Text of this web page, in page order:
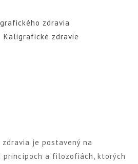
zdravia
Kaligrafické zdravie
je postavený na
princípoch a filozofiách, ktorých